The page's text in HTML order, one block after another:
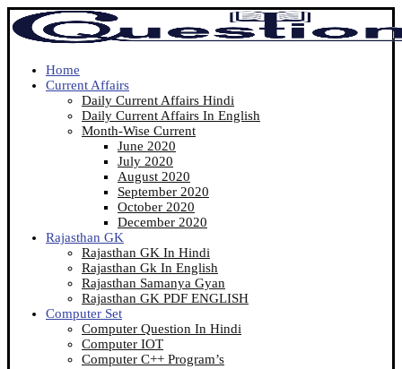
Home
Current Affairs
Daily Current Affairs Hindi
Daily Current Affairs In English
Month-Wise Current
June 2020
July 2020
August 2020
September 2020
October 2020
December 2020
Rajasthan GK
Rajasthan GK In Hindi
Rajasthan Gk In English
Rajasthan Samanya Gyan
Rajasthan GK PDF ENGLISH
Computer Set
Computer Question In Hindi
Computer IOT
Computer C++ Program’s